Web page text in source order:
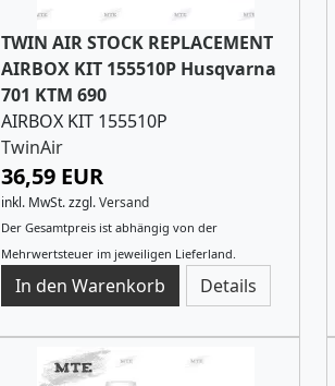
TWIN AIR STOCK REPLACEMENT
AIRBOX KIT 155510P Husqvarna
701 KTM 690
AIRBOX KIT 155510P
TwinAir
36,59 EUR
inkl. MwSt.zzgl.Versand
Der Gesamtpreis ist abhängig von der
Mehrwertsteuer im jeweiligen Lieferland.
Details